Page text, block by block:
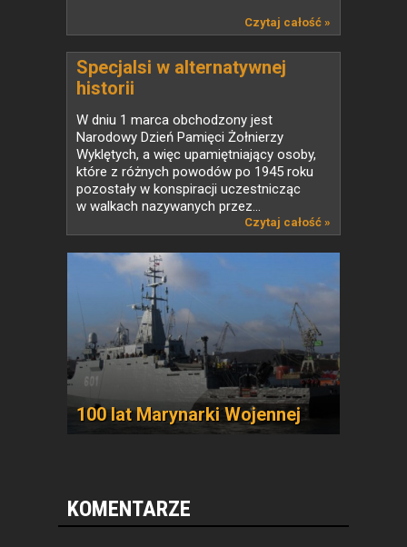
Czytaj całość »
Specjalsi w alternatywnej
historii
W dniu 1 marca obchodzony jest
Narodowy Dzień Pamięci Żołnierzy
Wyklętych, a więc upamiętniający osoby,
które z różnych powodów po 1945 roku
pozostały w konspiracji uczestnicząc
w walkach nazywanych przez...
Czytaj całość »
100 lat Marynarki Wojennej
KOMENTARZE